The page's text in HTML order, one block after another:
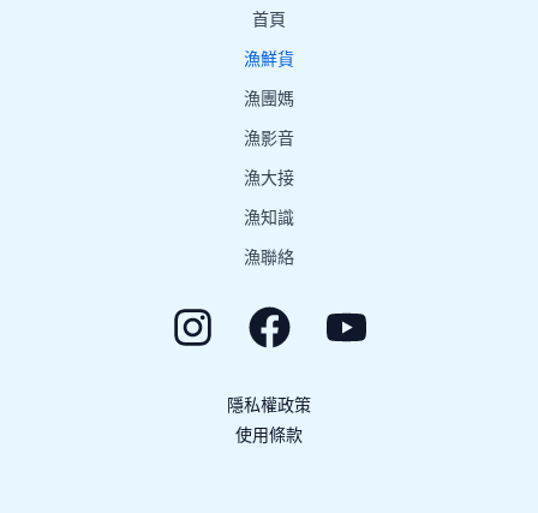
首頁
漁鮮貨
漁團媽
漁影音
漁大接
漁知識
漁聯絡
隱私權政策
使用條款